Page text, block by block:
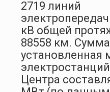
2719 линий
кВ общей
88558 км.
установленная
Центра